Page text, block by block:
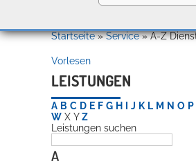
Kultur
Bildung
Willkommen in Hockenheim
Startseite»Service»A-Z
Vorlesen
LEISTUNGEN
A B C D E F G H J K L M N O P
W X Y Z
Leistungen suchen
A